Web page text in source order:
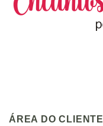
ÁREA DO CLIENTE